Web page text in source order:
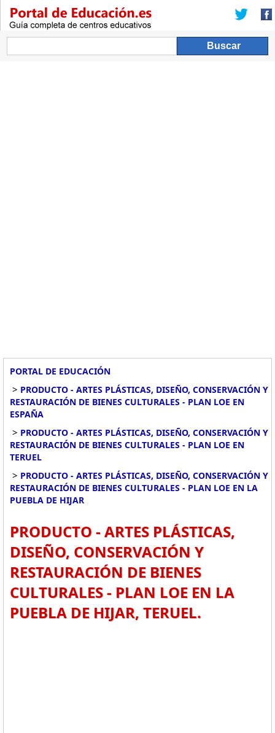
PORTAL DE EDUCACIÓN
> PRODUCTO - ARTES PLÁSTICAS, DISEÑO, CONSERVACIÓN Y
RESTAURACIÓN DE BIENES CULTURALES - PLAN LOE EN
ESPAÑA
> PRODUCTO - ARTES PLÁSTICAS, DISEÑO, CONSERVACIÓN Y
RESTAURACIÓN DE BIENES CULTURALES - PLAN LOE EN
TERUEL
> PRODUCTO - ARTES PLÁSTICAS, DISEÑO, CONSERVACIÓN Y
RESTAURACIÓN DE BIENES CULTURALES - PLAN LOE EN LA
PUEBLA DE HIJAR
PRODUCTO - ARTES PLÁSTICAS,
DISEÑO, CONSERVACIÓN Y
RESTAURACIÓN DE BIENES
CULTURALES - PLAN LOE EN LA
PUEBLA DE HIJAR, TERUEL.